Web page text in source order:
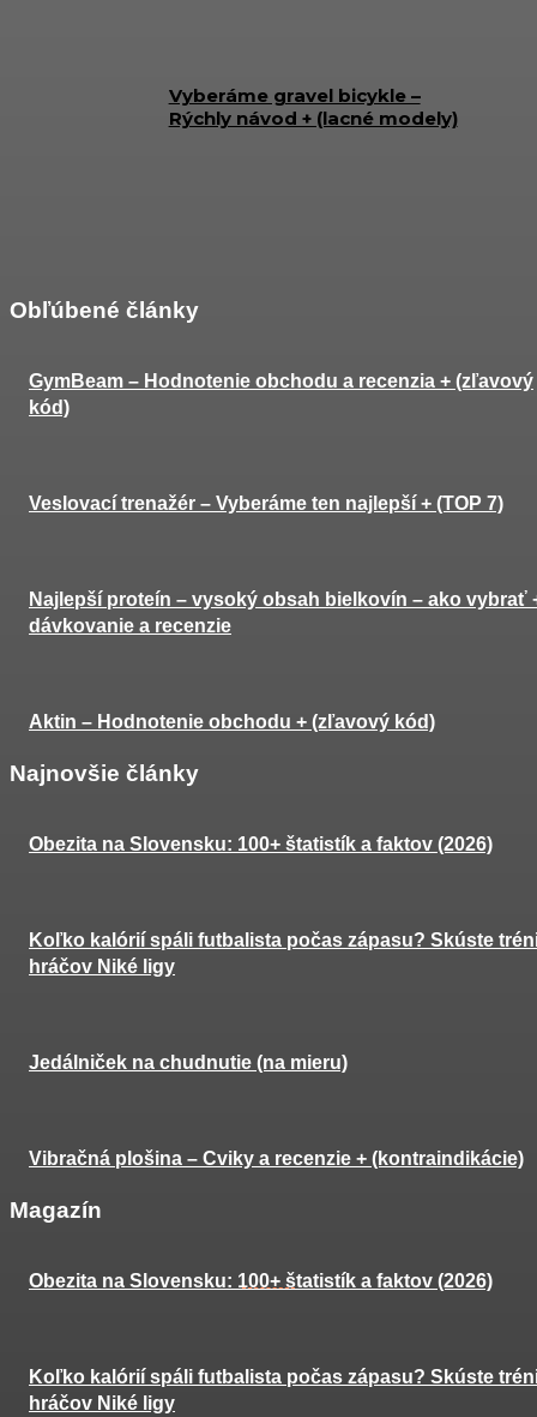
Vyberáme gravel bicykle –
Rýchly návod + (lacné modely)
Obľúbené články
GymBeam – Hodnotenie obchodu a recenzia + (zľavový
kód)
Veslovací trenažér – Vyberáme ten najlepší + (TOP 7)
Najlepší proteín – vysoký obsah bielkovín – ako vybrať
dávkovanie a recenzie
Aktin – Hodnotenie obchodu + (zľavový kód)
Najnovšie články
Obezita na Slovensku: 100+ štatistík a faktov (2026)
Koľko kalórií spáli futbalista počas zápasu? Skúste
hráčov Niké ligy
Jedálniček na chudnutie (na mieru)
Vibračná plošina – Cviky a recenzie + (kontraindikácie)
Magazín
Obezita na Slovensku: 100+ štatistík a faktov (2026)
Koľko kalórií spáli futbalista počas zápasu? Skúste
hráčov Niké ligy